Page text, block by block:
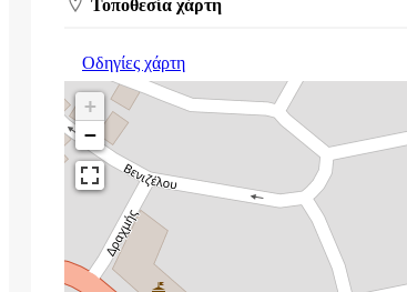
Τοποθεσία χάρτη
Οδηγίες χάρτη
+
−